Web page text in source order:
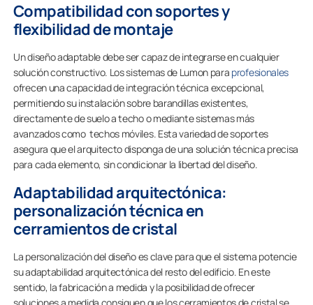
Compatibilidad con soportes y
flexibilidad de montaje
Un diseño adaptable debe ser capaz de integrarse en cualquier
solución constructivo. Los sistemas de Lumon para profesionales
ofrecen una capacidad de integración técnica excepcional,
permitiendo su instalación sobre barandillas existentes,
directamente de suelo a techo o mediante sistemas más
avanzados como techos móviles. Esta variedad de soportes
asegura que el arquitecto disponga de una solución técnica precisa
para cada elemento, sin condicionar la libertad del diseño.
Adaptabilidad arquitectónica:
personalización técnica en
cerramientos de cristal
La personalización del diseño es clave para que el sistema potencie
su adaptabilidad arquitectónica del resto del edificio. En este
sentido, la fabricación a medida y la posibilidad de ofrecer